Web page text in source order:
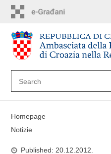
content
Homepage
Notizie
Published: 20.12.2012.